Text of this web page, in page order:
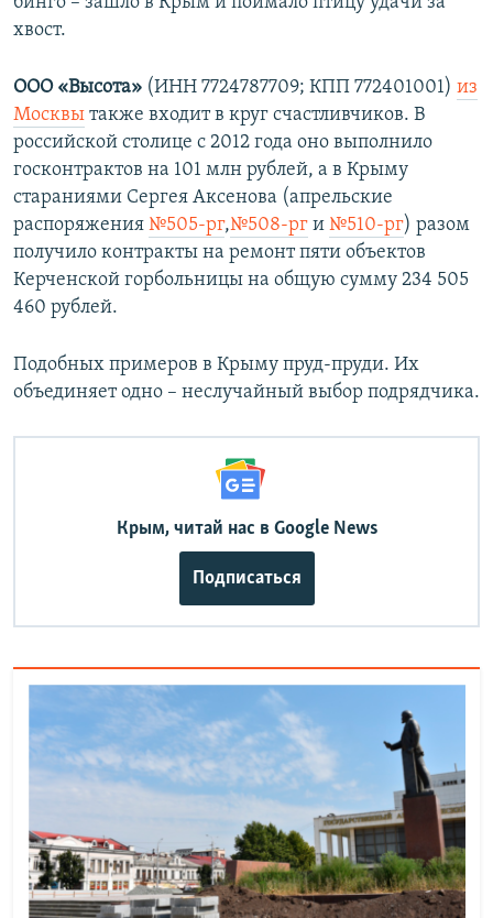
хвост.
ООО «Высота» (ИНН 7724787709; КПП 772401001) из
Москвы также входит в круг счастливчиков. В
российской столице с 2012 года оно выполнило
госконтрактов на 101 млн рублей, а в Крыму
стараниями Сергея Аксенова (апрельские
распоряжения №505-рг,№508-рг и №510-рг) разом
получило контракты на ремонт пяти объектов
Керченской горбольницы на общую сумму 234 505
460 рублей.
Подобных примеров в Крыму пруд-пруди. Их
объединяет одно – неслучайный выбор подрядчика.
Крым, читай нас в Google News
Подписаться